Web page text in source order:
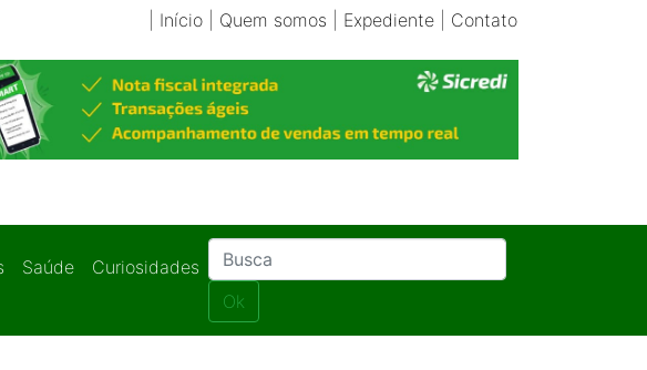
Início| Quem somos Expediente| Contato
Saúde
Curiosidades
Ok